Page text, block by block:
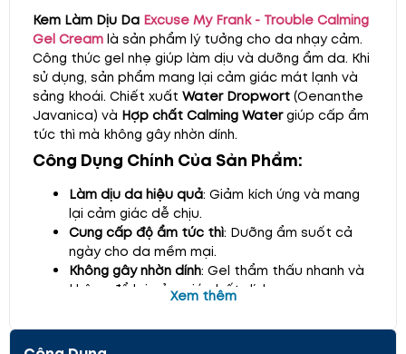
Kem Làm Dịu Da Excuse My Frank - Trouble Calming
Gel Cream là sản phẩm lý tưởng cho da nhạy cảm.
Công thức gel nhẹ giúp làm dịu và dưỡng ẩm da. Khi
sử dụng, sản phẩm mang lại cảm giác mát lạnh và
sảng khoái. Chiết xuất Water Dropwort (Oenanthe
Javanica) và Hợp chất Calming Watergiúp cấp ẩm
tức thì mà không gây nhờn dính.
Công Dụng Chính Của Sản Phẩm:
Làm dịu da hiệu quả: Giảm kích ứng và mang
lại cảm giác dễ chịu.
Cung cấp độ ẩm tức thì: Dưỡng ẩm suốt cả
ngày cho da mềm mại.
Không gây nhờn dính: Gel thẩm thấu nhanh và
không để lại cảm giác bết dính.
dễ bị kích ứng.
Xem thêm